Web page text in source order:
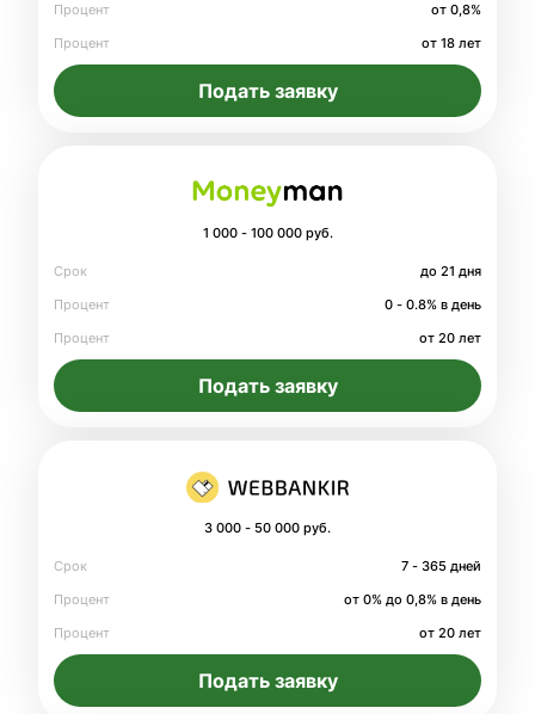
Процент
от 0,8%
Процент
от 18 лет
Подать заявку
1 000 - 100 000 руб.
Срок
до 21 дня
Процент
0 - 0.8% в день
Процент
от 20 лет
Подать заявку
3 000 - 50 000 руб.
Срок
7 - 365 дней
Процент
от 0% до 0,8% в день
Процент
от 20 лет
Подать заявку